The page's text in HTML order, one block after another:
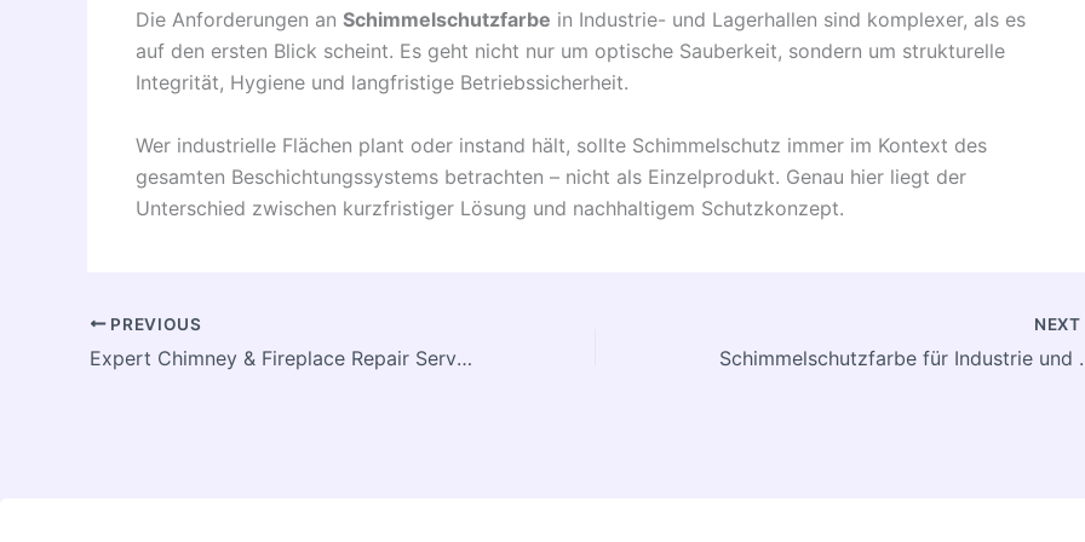
Die Anforderungen an Schimmelschutzfarbe in Industrie- und Lagerhallen sind komplexer, als es
auf den ersten Blick scheint. Es geht nicht nur um optische Sauberkeit, sondern um strukturelle
Integrität, Hygiene und langfristige Betriebssicherheit.
Wer industrielle Flächen plant oder instand hält, sollte Schimmelschutz immer im Kontext des
gesamten Beschichtungssystems betrachten – nicht als Einzelprodukt. Genau hier liegt der
Unterschied zwischen kurzfristiger Lösung und nachhaltigem Schutzkonzept.
PREVIOUS
Expert Chimney & Fireplace Repair Services Dubuque IA Guide.
NEXT
Schimmelschutzfarbe